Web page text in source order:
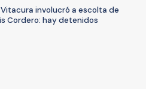
involucró a escolta de
Cordero: hay detenidos